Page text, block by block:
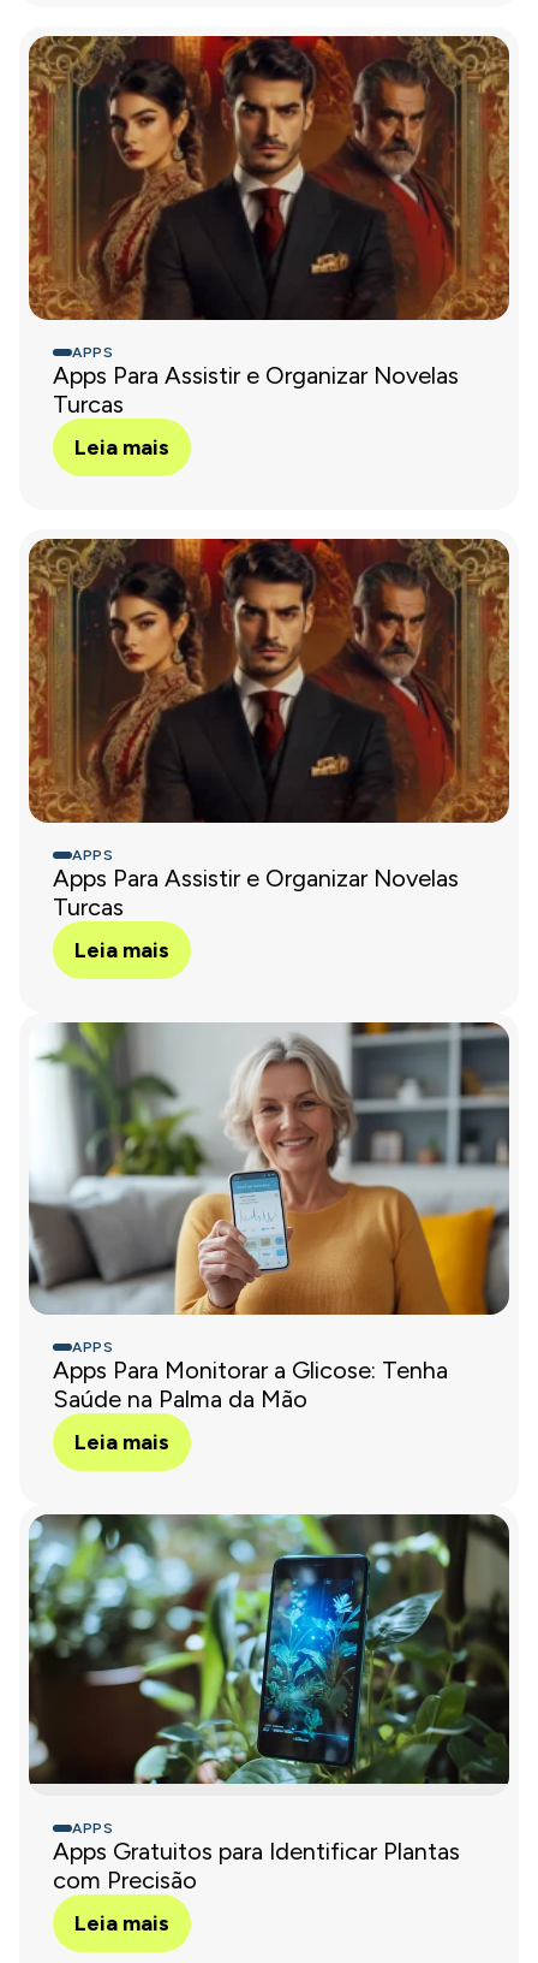
APPS
Apps Para Assistir e Organizar Novelas
Turcas
Leia mais
APPS
Apps Para Assistir e Organizar Novelas
Turcas
Leia mais
APPS
Apps Para Monitorar a Glicose: Tenha
Saúde na Palma da Mão
Leia mais
APPS
Apps Gratuitos para Identificar Plantas
com Precisão
Leia mais